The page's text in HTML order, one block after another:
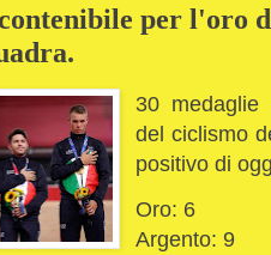
per l'oro
30 medaglie
del ciclismo
positivo di
Oro: 6
Argento: 9